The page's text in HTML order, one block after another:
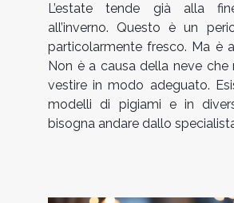
L’estate tende già alla
all’inverno. Questo è un
particolarmente fresco. Ma è
Non è a causa della neve che
vestire in modo adeguato.
modelli di pigiami e in
bisogna andare dallo